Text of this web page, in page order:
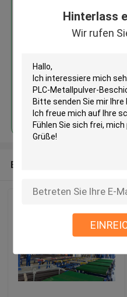
Hinterlass
Wir rufen
Fortsetzen
Empfohlene Produkte